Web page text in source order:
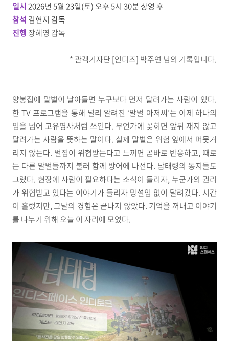
일시2026년 5월 23일(토) 오후 5시 30분 상영 후
참석 김현지 감독
진행 장혜영 감독
* 관객기자단 [인디즈] 박주연 님의 기록입니다.
양봉집에 말벌이 날아들면 누구보다 먼저 달려가는 사람이 있다.
한 TV 프로그램을 통해 널리 알려진 ‘말벌 아저씨’는 이제 하나의
밈을 넘어 고유명사처럼 쓰인다. 무언가에 꽂히면 앞뒤 재지 않고
달려가는 사람을 뜻하는 말이다. 실제 말벌은 위험 앞에서 머뭇거
리지 않는다. 벌집이 위협받는다고 느끼면 곧바로 반응하고, 때로
는 다른 말벌들까지 불러 함께 방어에 나선다. 남태령의 동지들도
그랬다. 현장에 사람이 필요하다는 소식이 들리자, 누군가의 권리
가 위협받고 있다는 이야기가 들리자 망설임 없이 달려갔다. 시간
이 흘렀지만, 그날의 경험은 끝나지 않았다. 기억을 꺼내고 이야기
를 나누기 위해 오늘 이 자리에 모였다.